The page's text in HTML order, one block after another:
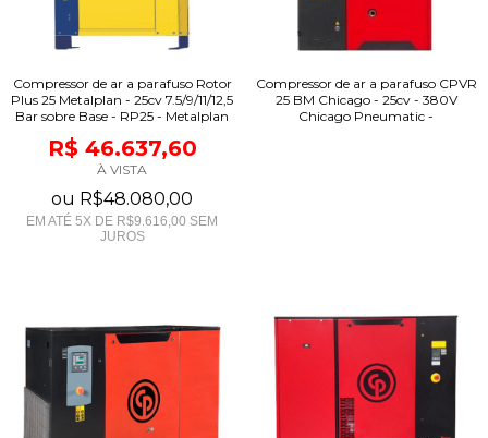
Compressor de ar a parafuso Rotor
Plus 25 Metalplan - 25cv 7.5/9/11/12,5
Bar sobre Base - RP25 - Metalplan
R$ 46.637,60
À VISTA
ou R$48.080,00
EM ATÉ 5X DE R$9.616,00 SEM
JUROS
Compressor de ar a parafuso CPVR
25 BM Chicago - 25cv - 380V
Chicago Pneumatic -